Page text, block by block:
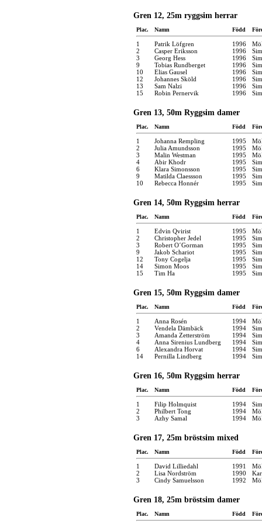
Gren 12, 25m ryggsim herrar
Plac. Namn Född
1 Patrik Löfgren 1996
2
Casper Eriksson 1996
3
Georg Hess 1996
9
Tobias Rundberget 1996
10
Elias Gausel 1996
12
Johannes Sköld 1996
13
Sam Nalzi 1996
15
Robin Pernervik 1996
Gren 13, 50m Ryggsim damer
Plac. Namn Född
1 Johanna Rempling 1995
2
Julia Amundsson 1995
3
Malin Westman 1995
4
Abir Khodr 1995
6
Klara Simonsson 1995
9
Matilda Claessson 1995
10
Rebecca Honnér 1995
Gren 14, 50m Ryggsim herrar
Plac. Namn Född
1 Edvin Qvirist 1995
2
Christopher Jedel 1995
3
Robert O´Gorman 1995
9
Jakob Schariot 1995
12
Tony Cogelja 1995
14
Simon Moos 1995
15
Tim Ha 1995
Gren 15, 50m Ryggsim damer
Plac. Namn Född
1 Anna Rosén 1994
2
Vendela Dämbäck 1994
3
Amanda Zetterström 1994
4
Anna Sirenius Lundberg 1994
6
Alexandra Horvat 1994
14
Pernilla Lindberg 1994
Gren 16, 50m Ryggsim herrar
Plac. Namn Född
1 Filip Holmquist 1994
2
Philbert Tong 1994
3
Azhy Samal 1994
Gren 17, 25m bröstsim mixed
Plac. Namn Född
1 David Lilliedahl 1991
2
Lisa Nordström 1990
3
Cindy Samuelsson 1992
Gren 18, 25m bröstsim damer
Plac. Namn Född